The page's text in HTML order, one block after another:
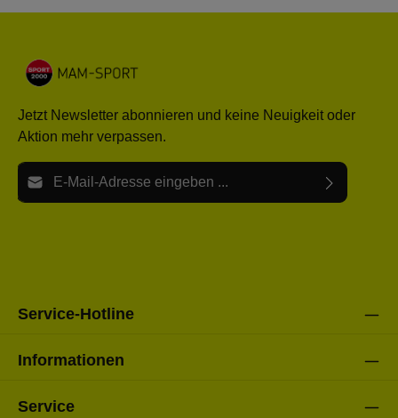
Jetzt Newsletter abonnieren und keine Neuigkeit oder
Aktion mehr verpassen.
E-Mail-Adresse*
Service-Hotline
Informationen
Service